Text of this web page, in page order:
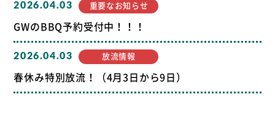
2026.04.03 重要なお知らせ
GWのBBQ予約受付中！！！
2026.04.03 放流情報
春休み特別放流！（4月3日から9日）